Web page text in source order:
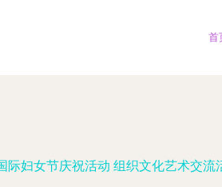
首
际妇女节庆祝活动 组织文化艺术交流